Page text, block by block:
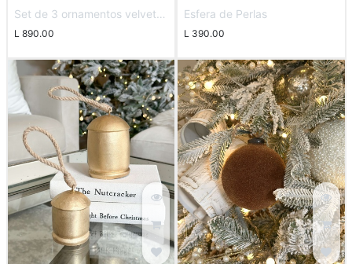
Set de 3 ornamentos velvet
verdes
L 890.00
Esfera de Perlas
L 390.00